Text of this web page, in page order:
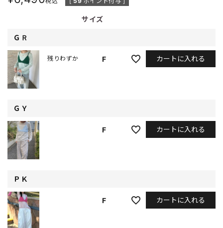
サイズ
ＧＲ
F
残りわずか カートに入れる
ＧＹ
F カートに入れる
ＰＫ
F カートに入れる